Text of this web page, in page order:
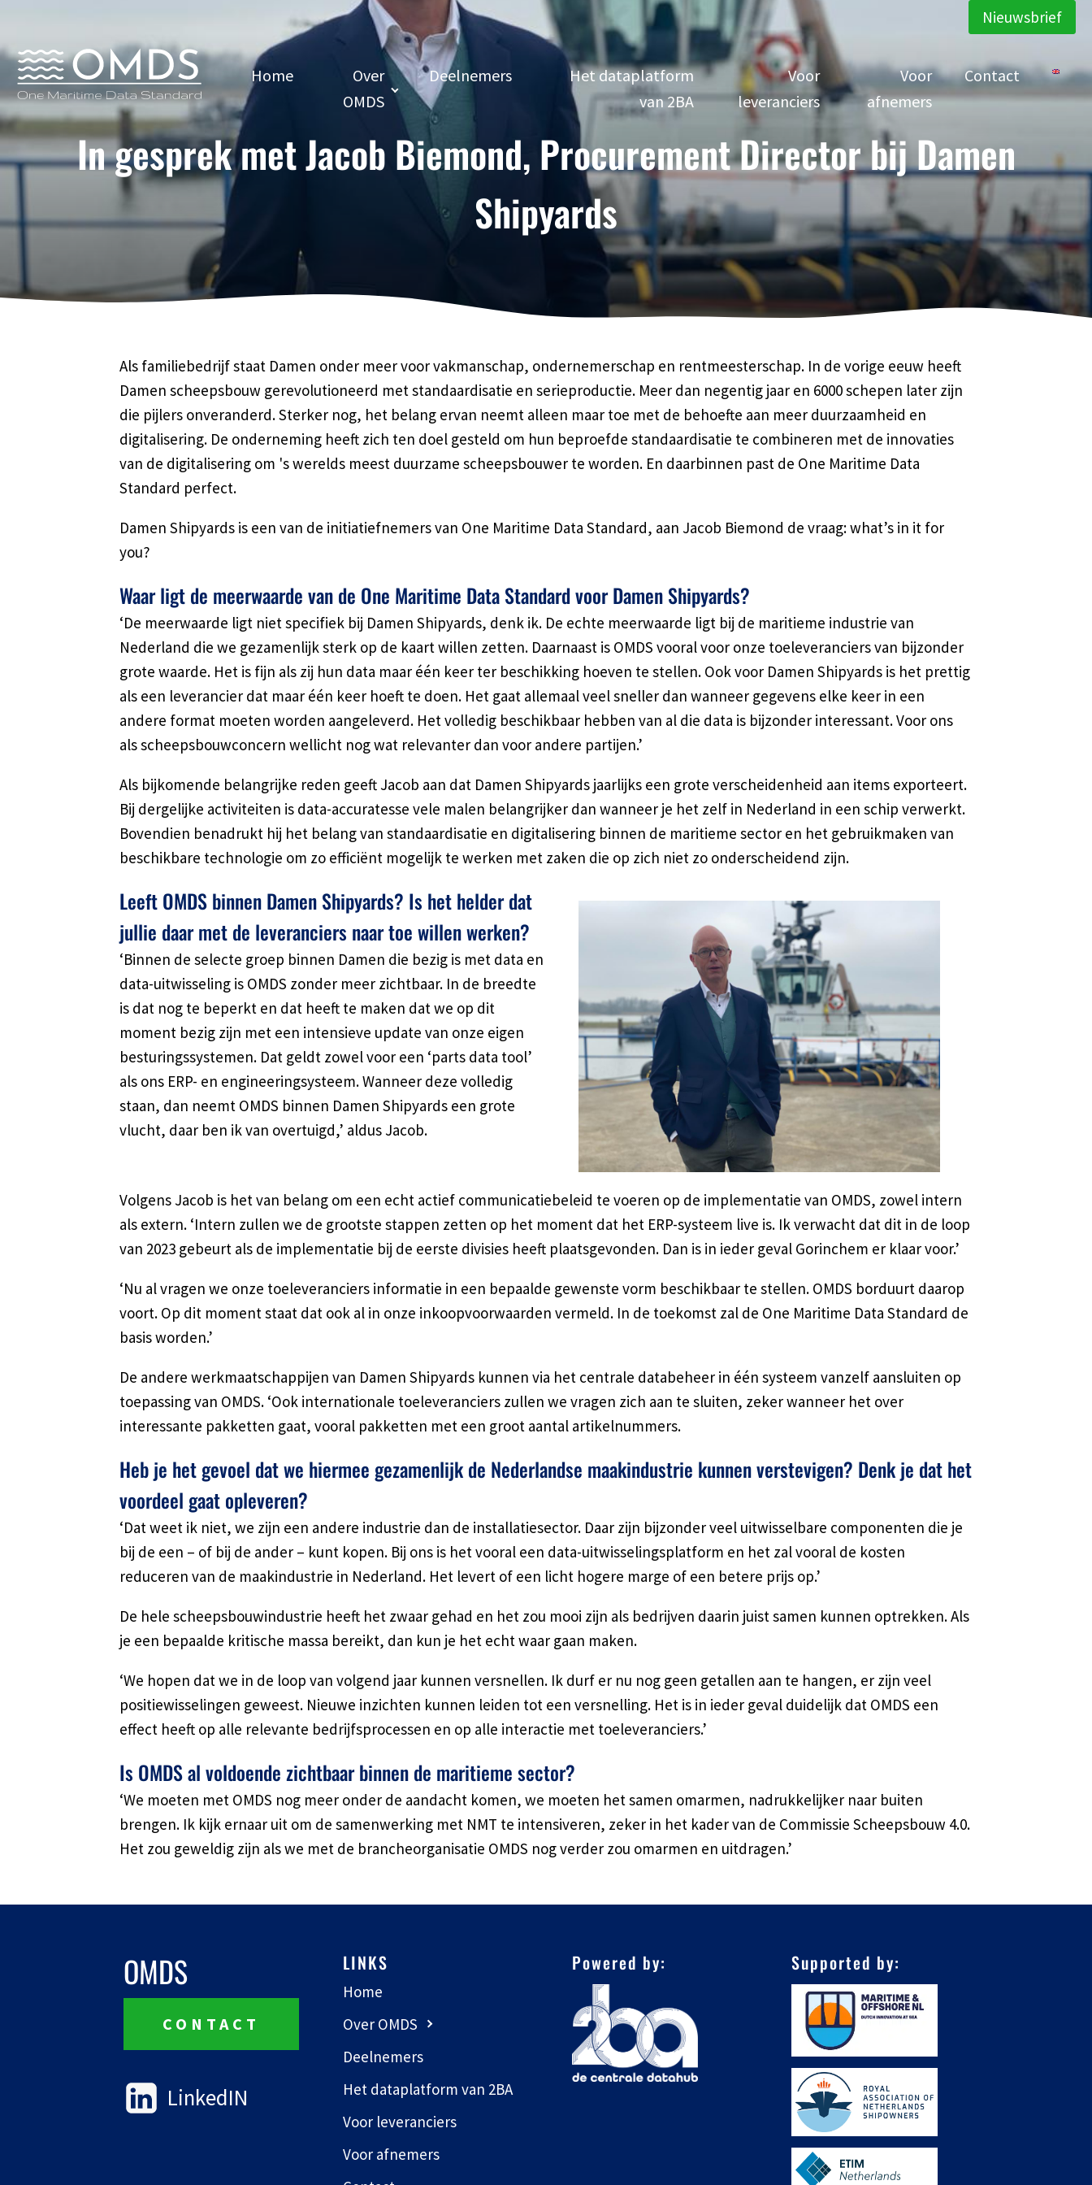
Nieuwsbrief
Home
Over
OMDS
Deelnemers
Het dataplatform
van 2BA
Voor
leveranciers
Voor
afnemers
Contact
In gesprek met Jacob Biemond, Procurement Director bij Damen
Shipyards
Als familiebedrijf staat Damen onder meer voor vakmanschap, ondernemerschap en rentmeesterschap. In de vorige eeuw heeft
Damen scheepsbouw gerevolutioneerd met standaardisatie en serieproductie. Meer dan negentig jaar en 6000 schepen later zijn
die pijlers onveranderd. Sterker nog, het belang ervan neemt alleen maar toe met de behoefte aan meer duurzaamheid en
digitalisering. De onderneming heeft zich ten doel gesteld om hun beproefde standaardisatie te combineren met de innovaties
van de digitalisering om 's werelds meest duurzame scheepsbouwer te worden. En daarbinnen past de One Maritime Data
Standard perfect.
Damen Shipyards is een van de initiatiefnemers van One Maritime Data Standard, aan Jacob Biemond de vraag: what’s in it for
you?
Waar ligt de meerwaarde van de One Maritime Data Standard voor Damen Shipyards?
‘De meerwaarde ligt niet specifiek bij Damen Shipyards, denk ik. De echte meerwaarde ligt bij de maritieme industrie van
Nederland die we gezamenlijk sterk op de kaart willen zetten. Daarnaast is OMDS vooral voor onze toeleveranciers van bijzonder
grote waarde. Het is fijn als zij hun data maar één keer ter beschikking hoeven te stellen. Ook voor Damen Shipyards is het prettig
als een leverancier dat maar één keer hoeft te doen. Het gaat allemaal veel sneller dan wanneer gegevens elke keer in een
andere format moeten worden aangeleverd. Het volledig beschikbaar hebben van al die data is bijzonder interessant. Voor ons
als scheepsbouwconcern wellicht nog wat relevanter dan voor andere partijen.’
Als bijkomende belangrijke reden geeft Jacob aan dat Damen Shipyards jaarlijks een grote verscheidenheid aan items exporteert.
Bij dergelijke activiteiten is data-accuratesse vele malen belangrijker dan wanneer je het zelf in Nederland in een schip verwerkt.
Bovendien benadrukt hij het belang van standaardisatie en digitalisering binnen de maritieme sector en het gebruikmaken van
beschikbare technologie om zo efficiënt mogelijk te werken met zaken die op zich niet zo onderscheidend zijn.
Leeft OMDS binnen Damen Shipyards? Is het helder dat
jullie daar met de leveranciers naar toe willen werken?
‘Binnen de selecte groep binnen Damen die bezig is met data en
data-uitwisseling is OMDS zonder meer zichtbaar. In de breedte
is dat nog te beperkt en dat heeft te maken dat we op dit
moment bezig zijn met een intensieve update van onze eigen
besturingssystemen. Dat geldt zowel voor een ‘parts data tool’
als ons ERP- en engineeringsysteem. Wanneer deze volledig
staan, dan neemt OMDS binnen Damen Shipyards een grote
vlucht, daar ben ik van overtuigd,’ aldus Jacob.
Volgens Jacob is het van belang om een echt actief communicatiebeleid te voeren op de implementatie van OMDS, zowel intern
als extern. ‘Intern zullen we de grootste stappen zetten op het moment dat het ERP-systeem live is. Ik verwacht dat dit in de loop
van 2023 gebeurt als de implementatie bij de eerste divisies heeft plaatsgevonden. Dan is in ieder geval Gorinchem er klaar voor.’
‘Nu al vragen we onze toeleveranciers informatie in een bepaalde gewenste vorm beschikbaar te stellen. OMDS borduurt daarop
voort. Op dit moment staat dat ook al in onze inkoopvoorwaarden vermeld. In de toekomst zal de One Maritime Data Standard de
basis worden.’
De andere werkmaatschappijen van Damen Shipyards kunnen via het centrale databeheer in één systeem vanzelf aansluiten op
toepassing van OMDS. ‘Ook internationale toeleveranciers zullen we vragen zich aan te sluiten, zeker wanneer het over
interessante pakketten gaat, vooral pakketten met een groot aantal artikelnummers.
Heb je het gevoel dat we hiermee gezamenlijk de Nederlandse maakindustrie kunnen verstevigen? Denk je dat het
voordeel gaat opleveren?
‘Dat weet ik niet, we zijn een andere industrie dan de installatiesector. Daar zijn bijzonder veel uitwisselbare componenten die je
bij de een – of bij de ander – kunt kopen. Bij ons is het vooral een data-uitwisselingsplatform en het zal vooral de kosten
reduceren van de maakindustrie in Nederland. Het levert of een licht hogere marge of een betere prijs op.’
De hele scheepsbouwindustrie heeft het zwaar gehad en het zou mooi zijn als bedrijven daarin juist samen kunnen optrekken. Als
je een bepaalde kritische massa bereikt, dan kun je het echt waar gaan maken.
‘We hopen dat we in de loop van volgend jaar kunnen versnellen. Ik durf er nu nog geen getallen aan te hangen, er zijn veel
positiewisselingen geweest. Nieuwe inzichten kunnen leiden tot een versnelling. Het is in ieder geval duidelijk dat OMDS een
effect heeft op alle relevante bedrijfsprocessen en op alle interactie met toeleveranciers.’
Is OMDS al voldoende zichtbaar binnen de maritieme sector?
‘We moeten met OMDS nog meer onder de aandacht komen, we moeten het samen omarmen, nadrukkelijker naar buiten
brengen. Ik kijk ernaar uit om de samenwerking met NMT te intensiveren, zeker in het kader van de Commissie Scheepsbouw 4.0.
Het zou geweldig zijn als we met de brancheorganisatie OMDS nog verder zou omarmen en uitdragen.’
OMDS
CONTACT
LinkedIN
LINKS
Home
Over OMDS
Deelnemers
Het dataplatform van 2BA
Voor leveranciers
Voor afnemers
Powered by: Supported by: